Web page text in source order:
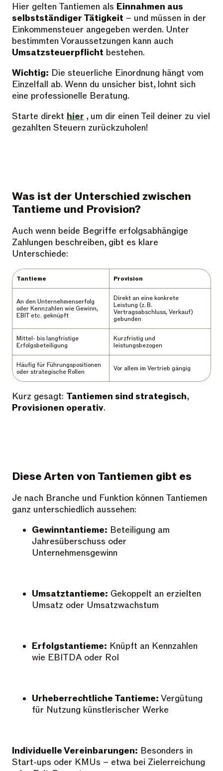
Hier gelten Tantiemen als Einnahmen aus
selbstständiger Tätigkeit – und müssen in der
Einkommensteuer angegeben werden. Unter
bestimmten Voraussetzungen kann auch
Umsatzsteuerpflicht bestehen.
Wichtig: Die steuerliche Einordnung hängt vom
Einzelfall ab. Wenn du unsicher bist, lohnt sich
eine professionelle Beratung.
Starte direkt hier , um dir einen Teil deiner zu viel
gezahlten Steuern zurückzuholen!
Was ist der Unterschied zwischen
Tantieme und Provision?
Auch wenn beide Begriffe erfolgsabhängige
Zahlungen beschreiben, gibt es klare
Unterschiede:
Tantieme Provision
An den Unternehmenserfolg
oder Kennzahlen wie Gewinn,
EBIT etc. geknüpft
Direkt an eine konkrete
Leistung (z. B.
Vertragsabschluss, Verkauf)
gebunden
Mittel- bis langfristige
Erfolgsbeteiligung
Kurzfristig und
leistungsbezogen
Häufig für Führungspositionen
oder strategische Rollen
Vor allem im Vertrieb gängig
Kurz gesagt: Tantiemen sind strategisch,
Provisionen operativ.
Diese Arten von Tantiemen gibt es
Je nach Branche und Funktion können Tantiemen
ganz unterschiedlich aussehen:
Gewinntantieme: Beteiligung am
Jahresüberschuss oder
Unternehmensgewinn
Umsatztantieme: Gekoppelt an erzielten
Umsatz oder Umsatzwachstum
Erfolgstantieme: Knüpft an Kennzahlen
wie EBITDA oder RoI
Urheberrechtliche Tantieme: Vergütung
für Nutzung künstlerischer Werke
Individuelle Vereinbarungen: Besonders in
Start-ups oder KMUs – etwa bei Zielerreichung